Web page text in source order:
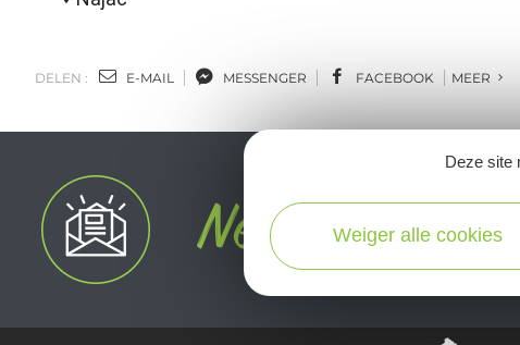
DELEN : E-MAIL MESSENGER FACEBOOK MEER
Deze site
Weiger alle cookies